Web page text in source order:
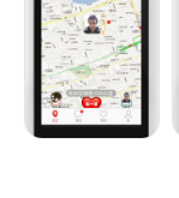
=&gt;显示情侣
只要双方都安
一伴的位置和
去你的牵挂。